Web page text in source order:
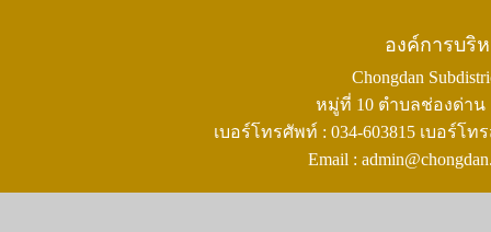
องค์การบริ
Chongdan
หมู่ที่ 10 ตำบลช่องด่าน
เบอร์โทรศัพท์ : 034-603815 เบอร์โท
Email :